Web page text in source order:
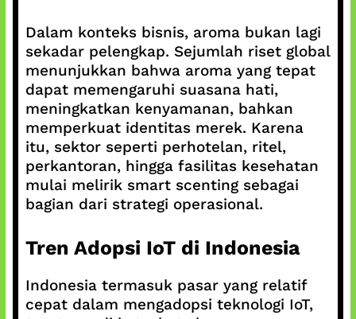
Dalam konteks bisnis, aroma bukan lagi
sekadar pelengkap. Sejumlah riset global
menunjukkan bahwa aroma yang tepat
dapat memengaruhi suasana hati,
meningkatkan kenyamanan, bahkan
memperkuat identitas merek. Karena
itu, sektor seperti perhotelan, ritel,
perkantoran, hingga fasilitas kesehatan
mulai melirik smart scenting sebagai
bagian dari strategi operasional.
Tren Adopsi IoT di Indonesia
Indonesia termasuk pasar yang relatif
cepat dalam mengadopsi teknologi IoT,